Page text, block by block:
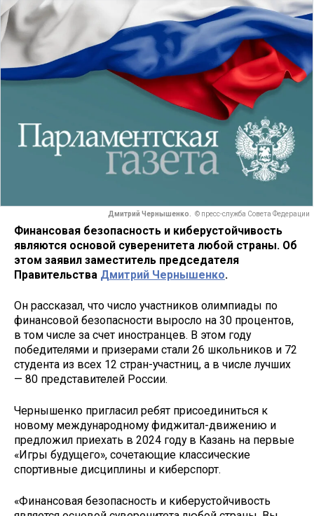
Дмитрий Чернышенко. © пресс-служба Совета Федерации
Финансовая безопасность и киберустойчивость
являются основой суверенитета любой страны. Об
этом заявил заместитель председателя
Правительства Дмитрий Чернышенко.
Он рассказал, что число участников олимпиады по
финансовой безопасности выросло на 30 процентов,
в том числе за счет иностранцев. В этом году
победителями и призерами стали 26 школьников и 72
студента из всех 12 стран-участниц, а в числе лучших
— 80 представителей России.
Чернышенко пригласил ребят присоединиться к
новому международному фиджитал-движению и
предложил приехать в 2024 году в Казань на первые
«Игры будущего», сочетающие классические
спортивные дисциплины и киберспорт.
«Финансовая безопасность и киберустойчивость